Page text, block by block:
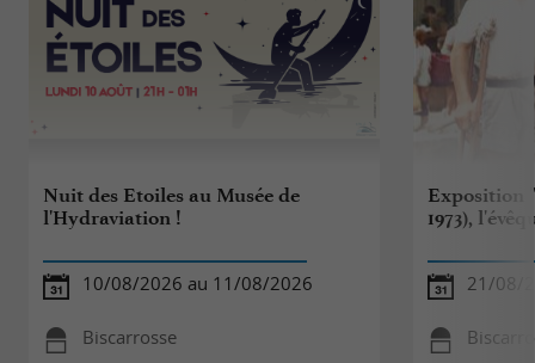
Nuit des Etoiles au Musée de
l'Hydraviation !
10/08/2026 au 11/08/2026
Biscarrosse
Exposition
1973),
21/08/